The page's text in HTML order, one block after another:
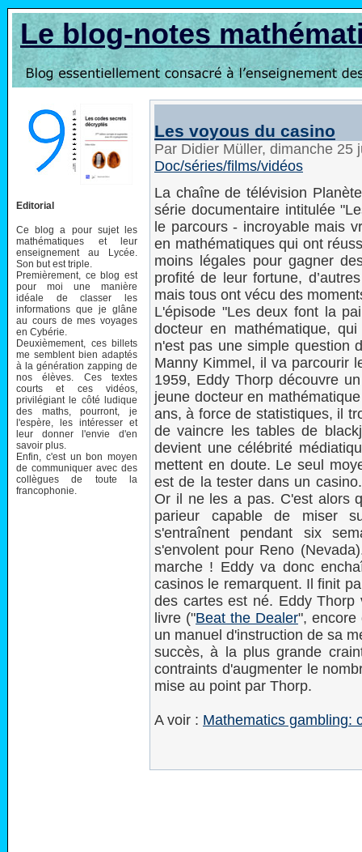
Le blog-notes
Editorial
Ce blog a pour sujet les
mathématiques et leur
enseignement au Lycée.
Son but est triple.
Premièrement, ce blog est
pour moi une manière
idéale de classer les
informations que je glâne
au cours de mes voyages
en Cybérie.
Deuxièmement, ces billets
me semblent bien adaptés
à la génération zapping de
nos élèves. Ces textes
courts et ces vidéos,
privilégiant le côté ludique
des maths, pourront, je
l'espère, les intéresser et
leur donner l'envie d'en
savoir plus.
Enfin, c'est un bon moyen
de communiquer avec des
collègues de toute la
francophonie.
Les voyous du casino
Par Didier Müller, dimanche 25
Doc/séries/films/vidéos
La chaîne de télévision
série documentaire intitulée
le parcours - incroyable mais
en mathématiques qui ont
moins légales pour gagner
profité de leur fortune,
mais tous ont vécu des
L'épisode "Les deux font la
docteur en mathématique,
n'est pas une simple question
Manny Kimmel, il va parcourir
1959, Eddy Thorp découvre
jeune docteur en
ans, à force de statistiques, il
de vaincre les tables de
devient une célébrité
mettent en doute. Le seul
est de la tester dans un
Or il ne les a pas. C'est alors
parieur capable de miser
s'entraînent pendant six
s'envolent pour Reno
marche ! Eddy va donc
casinos le remarquent. Il finit
des cartes est né. Eddy
livre ("Beat the Dealer", encore
un manuel d'instruction de sa
succès, à la plus grande
contraints d'augmenter le
mise au point par Thorp.
A voir : Mathematics gambling: